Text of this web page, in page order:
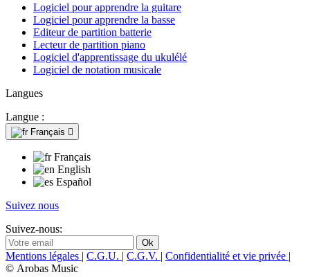
Logiciel pour apprendre la guitare
Logiciel pour apprendre la basse
Editeur de partition batterie
Lecteur de partition piano
Logiciel d'apprentissage du ukulélé
Logiciel de notation musicale
Langues
Langue :
Français 
Français
English
Español
Suivez nous
Suivez-nous:
Mentions légales | C.G.U. | C.G.V. | Confidentialité et vie privée |
© Arobas Music